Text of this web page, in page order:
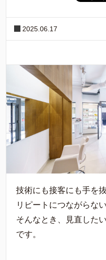
2025.06.17
技術にも接客にも手を
リピートにつながらな
そんなとき、見直した
です。